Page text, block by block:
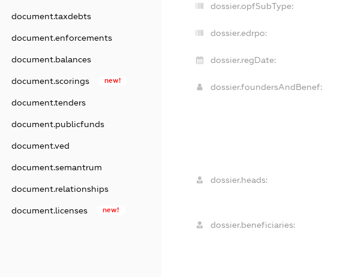
document.taxdebts
document.enforcements
document.balances
document.scorings new!
document.tenders
document.publicfunds
document.ved
document.semantrum
document.relationships
document.licenses new!
dossier.opfSubType:
dossier.edrpo:
dossier.regDate:
dossier.foundersAndBenef:
dossier.heads:
dossier.beneficiaries: